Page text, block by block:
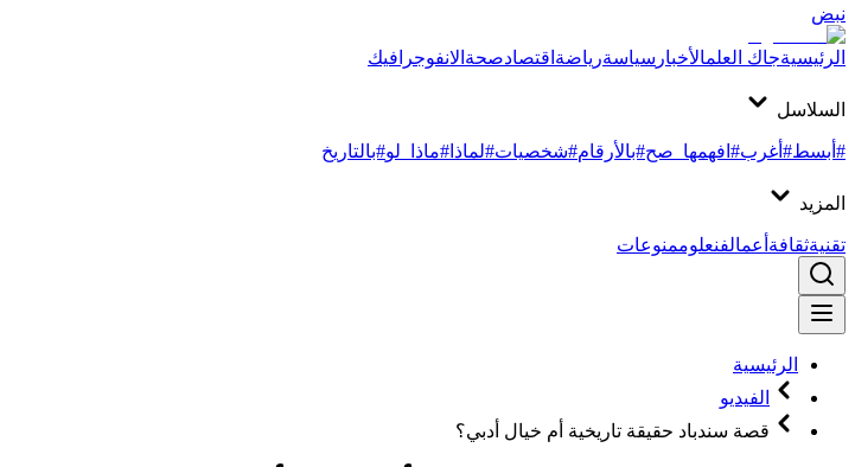
نبض
الرئيسيةجاك العلمالأخبار سياسةرياضة اقتصادصحة الانفوجرافيك
السلاسل
#أبسط#أغرب#افهمها_صح#بالأرقام#شخصيات#لماذا #ماذا_لو#بالتاريخ
المزيد
تقنيةثقافة أعمالفنعلوممنوعات
الرئيسية
الفيديو
قصة سندباد حقيقة تاريخية أم خيال أدبي؟